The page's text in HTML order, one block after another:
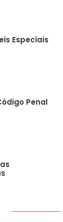
Especiais
Penal